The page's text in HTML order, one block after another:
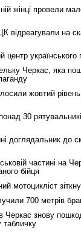
жінці провели
відреагували на
центр українського
Черкас, яка
жовтий
30
доглядальник до
частині на
бійця
мотоцикліст
700 метрів
Черкас знову